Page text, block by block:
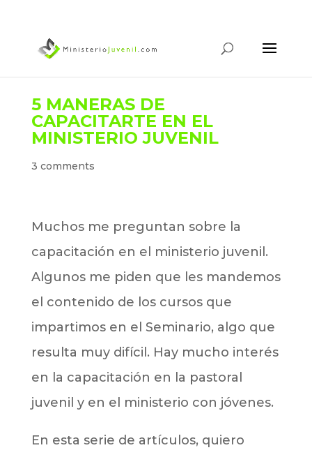
5 MANERAS DE
CAPACITARTE EN EL
MINISTERIO JUVENIL
3 comments
Muchos me preguntan sobre la
capacitación en el ministerio juvenil.
Algunos me piden que les mandemos
el contenido de los cursos que
impartimos en el Seminario, algo que
resulta muy difícil. Hay mucho interés
en la capacitación en la pastoral
juvenil y en el ministerio con jóvenes.
En esta serie de artículos, quiero